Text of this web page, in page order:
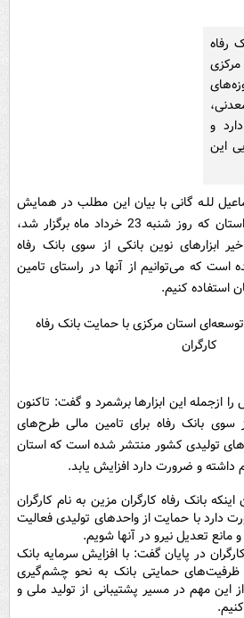
رفاه
و
این
للـه گانی با بیان این مطلب در همایش
روسای شعب این بانک در استان که روز شنبه 23 خرداد ماه برگزار شد،
ابزارهای نوین بانکی از سوی بانک رفاه
است که می‌توانیم از آنها در راستای تامین
استفاده کنیم.
ازجمله این ابزارها برشمرد و گفت: تاکنون
اوراق از سوی بانک رفاه برای تامین مالی طرح‌های
تولیدی کشور منتشر شده است که استان
داشته و ضرورت دارد افزایش یابد.
اینکه بانک رفاه کارگران مزین به نام کارگران
دارد با حمایت از واحدهای تولیدی فعالیت
مانع تعدیل نیرو در آنها شویم.
در پایان گفت: با افزایش سرمایه بانک
152 همت، ظرفیت‌های حمایتی بانک به نحو چشم‌گیری
این مهم در مسیر پشتیبانی از تولید ملی و